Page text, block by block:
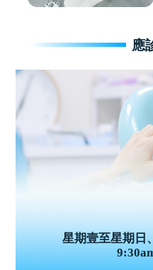
應
星期壹至星期日